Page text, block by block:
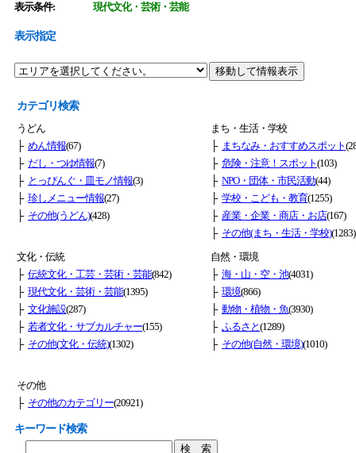
表示条件: 現代文化・芸術・芸能
表示指定
カテゴリ検索
うどん
├ めん情報(67)
├ だし・つゆ情報(7)
├ とっぴんぐ・皿モノ情報(3)
├ 珍しメニュー情報(27)
├ その他(うどん)(428)
まち・生活・学校
├ まちなみ・おすすめスポット
├ 危険・注意！スポット(103)
├ NPO・団体・市民活動(44)
├ 学校・こども・教育(1255)
├ 産業・企業・商店・お店(167)
├ その他(まち・生活・学校)(1283)
文化・伝統
├ 伝統文化・工芸・芸術・芸能(842)
├ 現代文化・芸術・芸能(1395)
├ 文化施設(287)
├ 若者文化・サブカルチャー(155)
├ その他(文化・伝統)(1302)
自然・環境
├ 海・山・空・池(4031)
├ 環境(866)
├ 動物・植物・魚(3930)
├ ふるさと(1289)
├ その他(自然・環境)(1010)
その他
├ その他のカテゴリー(20921)
キーワード検索